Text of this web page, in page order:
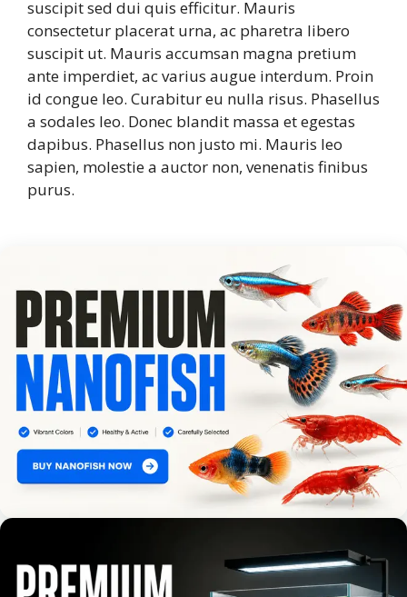
suscipit sed dui quis efficitur. Mauris
consectetur placerat urna, ac pharetra libero
suscipit ut. Mauris accumsan magna pretium
ante imperdiet, ac varius augue interdum. Proin
id congue leo. Curabitur eu nulla risus. Phasellus
a sodales leo. Donec blandit massa et egestas
dapibus. Phasellus non justo mi. Mauris leo
sapien, molestie a auctor non, venenatis finibus
purus.